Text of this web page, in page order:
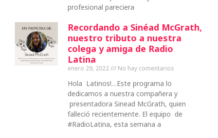
profesional pareciera
Recordando a Sinéad McGrath,
nuestro tributo a nuestra
colega y amiga de Radio
Latina
enero 29, 2022 No hay comentarios
Hola Latinos!…Este programa lo
dedicamos a nuestra compañera y
presentadora Sinead McGrath, quien
falleció recientemente. El equipo de
#RadioLatina, esta semana a